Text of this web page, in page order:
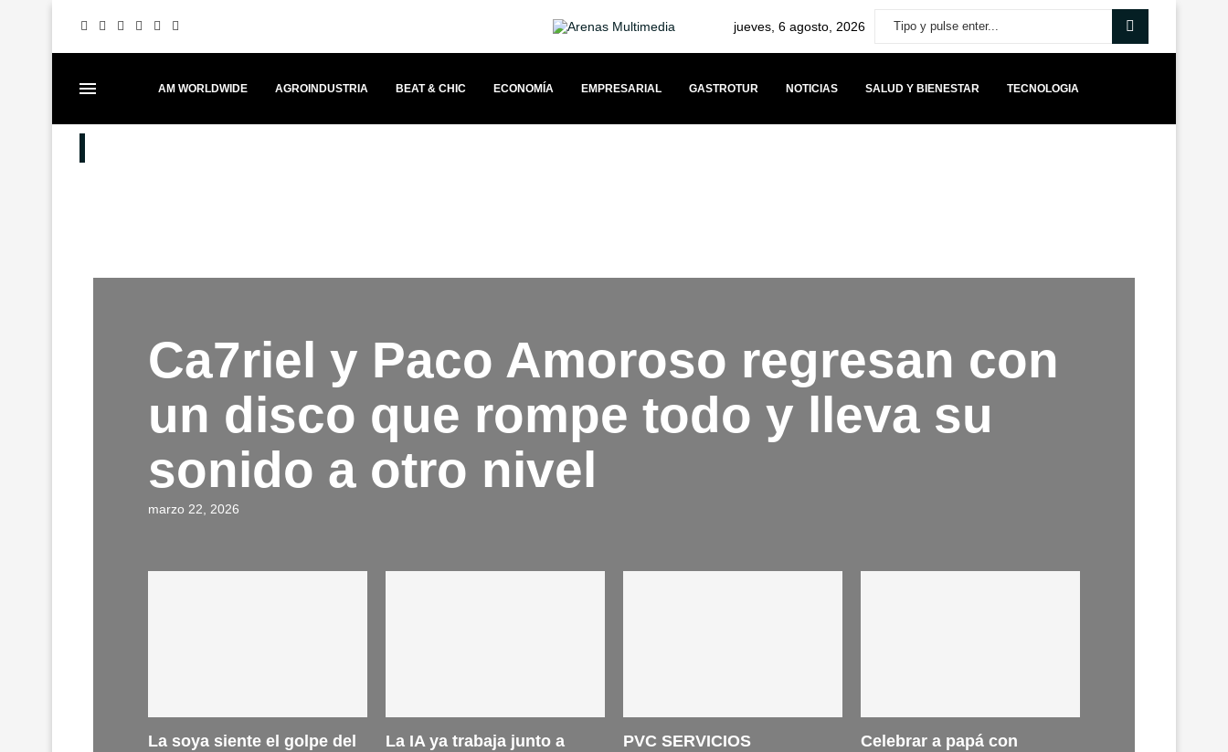
jueves, 6 agosto, 2026
AM WORLDWIDE AGROINDUSTRIA BEAT & CHIC ECONOMÍA EMPRESARIAL GASTROTUR NOTICIAS SALUD Y BIENESTAR TECNOLOGIA
Ca7riel y Paco Amoroso regresan con
un disco que rompe todo y lleva su
sonido a otro nivel
marzo 22, 2026
La soya siente el golpe del
La IA ya trabaja junto a
PVC SERVICIOS
Celebrar a papá con